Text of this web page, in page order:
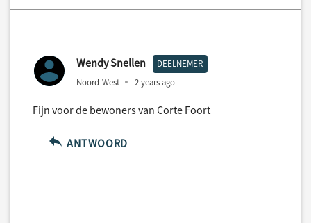
Wendy Snellen DEELNEMER
Noord-West 2 years ago
Fijn voor de bewoners van Corte Foort
ANTWOORD